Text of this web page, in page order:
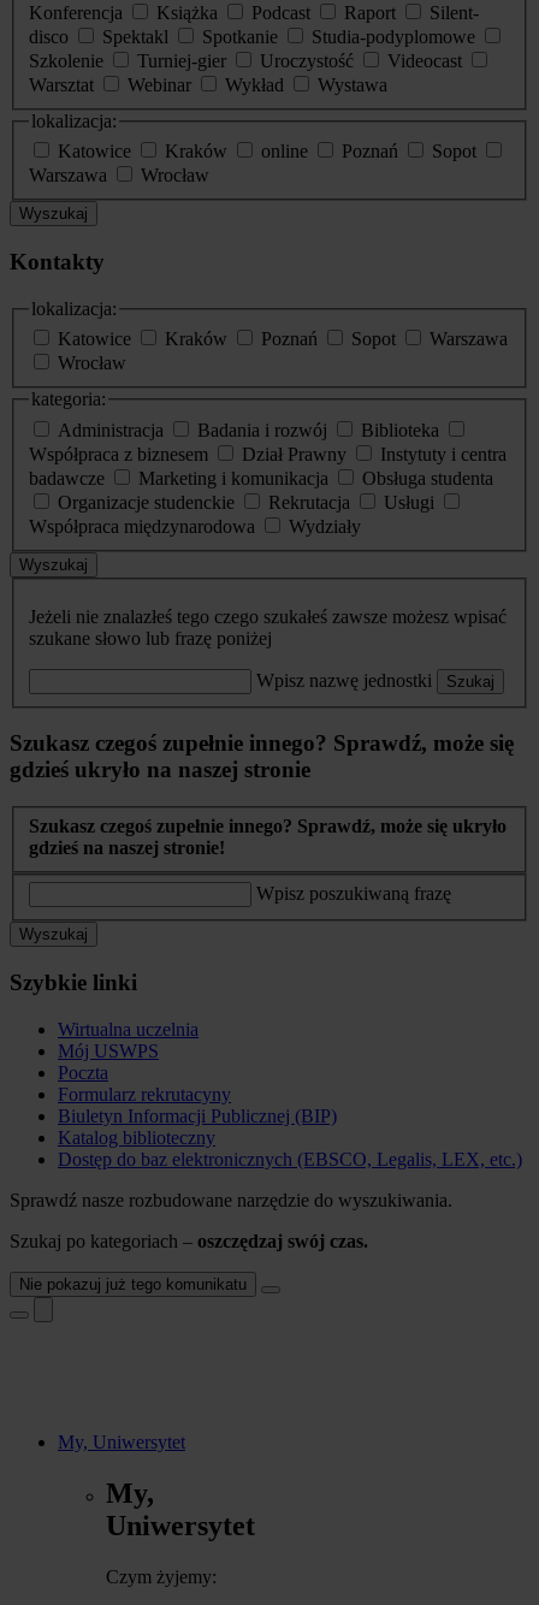
Konferencja
Książka Podcast Raport
Silent-
disco
Spektakl Spotkanie
Studia-podyplomowe
Szkolenie
Turniej-gier Uroczystość
Videocast
Warsztat
Webinar Wykład
Wystawa
lokalizacja:
Katowice
Kraków online Poznań
Sopot
Warszawa
Wrocław
Wyszukaj
Kontakty
lokalizacja:
Katowice
Kraków Poznań Sopot
Warszawa
Wrocław
kategoria:
Administracja
Badania i rozwój
Biblioteka
Współpraca z biznesem
Dział Prawny
Instytuty i centra
badawcze
Marketing i komunikacja
Obsługa studenta
Organizacje studenckie
Rekrutacja
Usługi
Współpraca międzynarodowa
Wydziały
Wyszukaj
Jeżeli nie znalazłeś tego czego szukałeś zawsze możesz wpisać
szukane słowo lub frazę poniżej
Wpisz nazwę jednostki Szukaj
Szukasz czegoś zupełnie innego? Sprawdź, może się
gdzieś ukryło na naszej stronie
Szukasz czegoś zupełnie innego? Sprawdź, może się ukryło
gdzieś na naszej stronie!
Wpisz poszukiwaną frazę
Wyszukaj
Szybkie linki
Wirtualna uczelnia
Mój USWPS
Poczta
Formularz rekrutacyny
Biuletyn Informacji Publicznej (BIP)
Katalog biblioteczny
Dostęp do baz elektronicznych (EBSCO, Legalis, LEX, etc.)
Sprawdź nasze rozbudowane narzędzie do wyszukiwania.
Szukaj po kategoriach – oszczędzaj swój czas.
Nie pokazuj już tego komunikatu
My, Uniwersytet
My,
Uniwersytet
Czym żyjemy: